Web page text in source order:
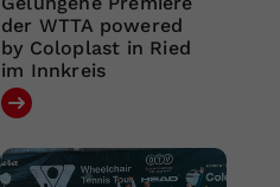
der WTTA powered
by Coloplast in Ried
im Innkreis